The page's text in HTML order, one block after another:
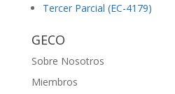
Tercer Parcial (EC-4179)
GECO
Sobre Nosotros
Miembros